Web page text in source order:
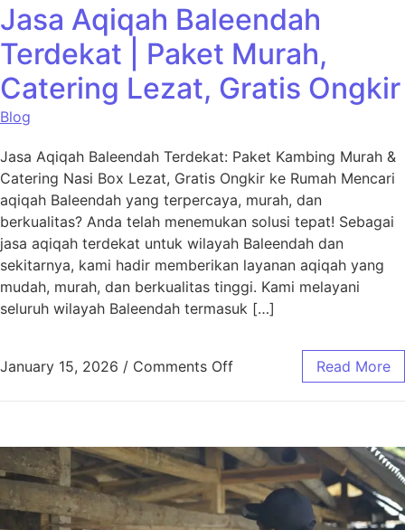
Jasa Aqiqah Baleendah
Terdekat | Paket Murah,
Catering Lezat, Gratis Ongkir
Blog
Jasa Aqiqah Baleendah Terdekat: Paket Kambing Murah &
Catering Nasi Box Lezat, Gratis Ongkir ke Rumah Mencari
aqiqah Baleendah yang terpercaya, murah, dan
berkualitas? Anda telah menemukan solusi tepat! Sebagai
jasa aqiqah terdekat untuk wilayah Baleendah dan
sekitarnya, kami hadir memberikan layanan aqiqah yang
mudah, murah, dan berkualitas tinggi. Kami melayani
seluruh wilayah Baleendah termasuk […]
January 15, 2026 / Comments Off Read More